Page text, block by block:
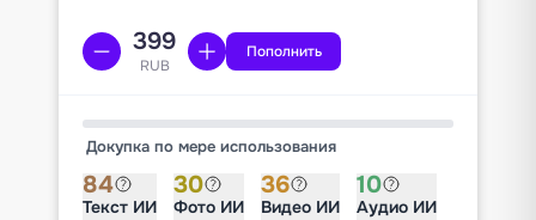
RUB
Пополнить
Докупка по мере использования
84
Текст ИИ
30
Фото ИИ
36
Видео ИИ
10
Аудио ИИ